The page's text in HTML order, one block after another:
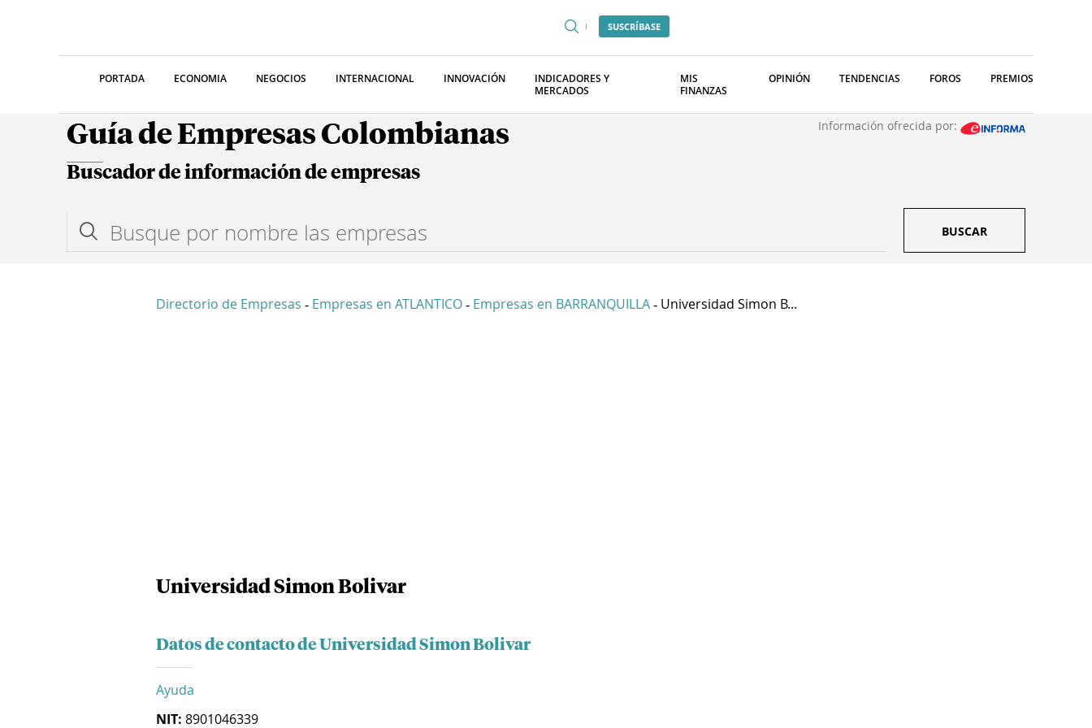
SUSCRÍBASE
PORTADA ECONOMIA NEGOCIOS INTERNACIONAL INNOVACIÓN
INDICADORES Y
MERCADOS
MIS
FINANZAS
OPINIÓN TENDENCIAS FOROS PREMIOS
Guía de Empresas Colombianas Información ofrecida por:
Buscador de información de empresas
BUSCAR
Directorio de Empresas - Empresas en ATLANTICO - Empresas en BARRANQUILLA - Universidad Simon B...
Universidad Simon Bolivar
Datos de contacto de Universidad Simon Bolivar
Ayuda
NIT: 8901046339